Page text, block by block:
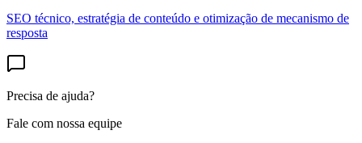
SEO técnico, estratégia de conteúdo e otimização de mecanismo de
resposta
Precisa de ajuda?
Fale com nossa equipe